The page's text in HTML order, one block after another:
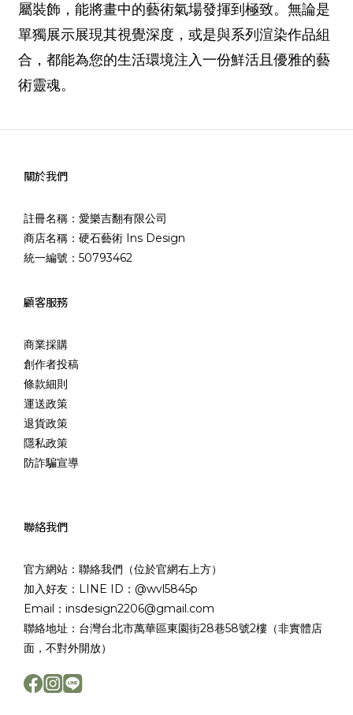
屬裝飾，能將畫中的藝術氣場發揮到極致。無論是
單獨展示展現其視覺深度，或是與系列渲染作品組
合，都能為您的生活環境注入一份鮮活且優雅的藝
術靈魂。
關於我們
註冊名稱：愛樂吉翻有限公司
商店名稱：硬石藝術 Ins Design
統一編號：50793462
顧客服務
商業採購
創作者投稿
條款細則
運送政策
退貨政策
隱私政策
防詐騙宣導
聯絡我們
官方網站：聯絡我們（位於官網右上方）
加入好友：LINE ID：@wvl5845p
Email：insdesign2206@gmail.com
聯絡地址：台灣台北市萬華區東園街28巷58號2樓（非實體店
面，不對外開放）